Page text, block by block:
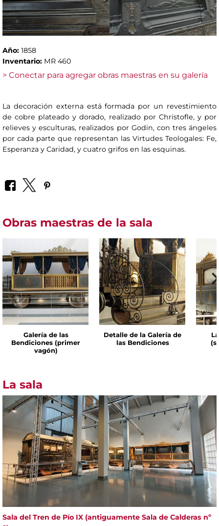
Año: 1858
Inventario: MR 460
> Conectar para agregar obras maestras en su galería
La decoración externa está formada por un revestimiento
de cobre plateado y dorado, realizado por Christofle, y por
relieves y esculturas, realizados por Godin, con tres ángeles
por cada parte que representan las Virtudes Teologales: Fe,
Esperanza y Caridad, y cuatro grifos en las esquinas.
Obras maestras de la sala
Galería de las
Bendiciones (primer
vagón)
Detalle de la Galería de
las Bendiciones
La sala
Sala del Tren de Pío IX (antiguamente Sala de Calderas nº